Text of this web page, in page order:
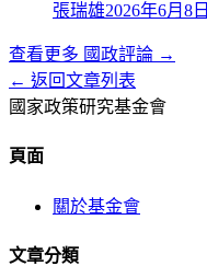
張瑞雄2026年6月8日
查看更多 國政評論 →
← 返回文章列表
國家政策研究基金會
頁面
關於基金會
文章分類